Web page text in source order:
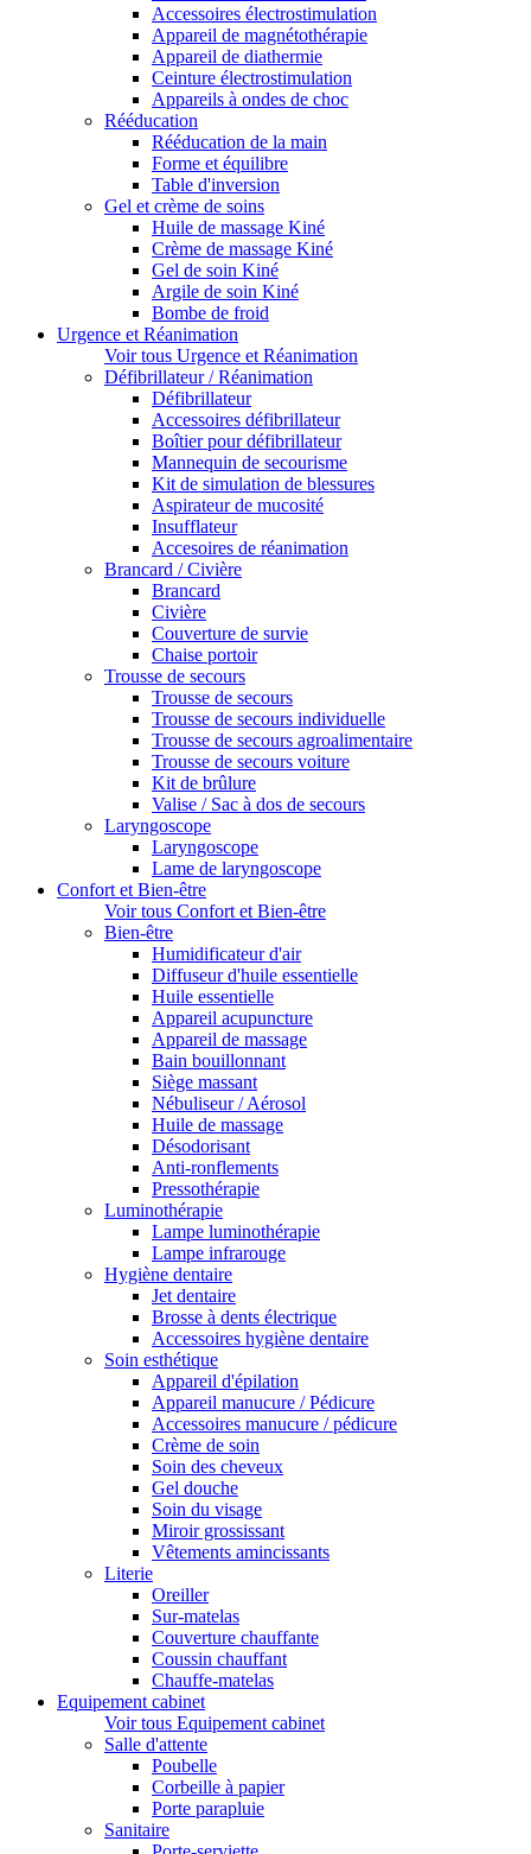
Accessoires électrostimulation
Appareil de magnétothérapie
Appareil de diathermie
Ceinture électrostimulation
Appareils à ondes de choc
Rééducation
Rééducation de la main
Forme et équilibre
Table d'inversion
Gel et crème de soins
Huile de massage Kiné
Crème de massage Kiné
Gel de soin Kiné
Argile de soin Kiné
Bombe de froid
Urgence et Réanimation
Voir tous Urgence et Réanimation
Défibrillateur / Réanimation
Défibrillateur
Accessoires défibrillateur
Boîtier pour défibrillateur
Mannequin de secourisme
Kit de simulation de blessures
Aspirateur de mucosité
Insufflateur
Accesoires de réanimation
Brancard / Civière
Brancard
Civière
Couverture de survie
Chaise portoir
Trousse de secours
Trousse de secours
Trousse de secours individuelle
Trousse de secours agroalimentaire
Trousse de secours voiture
Kit de brûlure
Valise / Sac à dos de secours
Laryngoscope
Laryngoscope
Lame de laryngoscope
Confort et Bien-être
Voir tous Confort et Bien-être
Bien-être
Humidificateur d'air
Diffuseur d'huile essentielle
Huile essentielle
Appareil acupuncture
Appareil de massage
Bain bouillonnant
Siège massant
Nébuliseur / Aérosol
Huile de massage
Désodorisant
Anti-ronflements
Pressothérapie
Luminothérapie
Lampe luminothérapie
Lampe infrarouge
Hygiène dentaire
Jet dentaire
Brosse à dents électrique
Accessoires hygiène dentaire
Soin esthétique
Appareil d'épilation
Appareil manucure / Pédicure
Accessoires manucure / pédicure
Crème de soin
Soin des cheveux
Gel douche
Soin du visage
Miroir grossissant
Vêtements amincissants
Literie
Oreiller
Sur-matelas
Couverture chauffante
Coussin chauffant
Chauffe-matelas
Equipement cabinet
Voir tous Equipement cabinet
Salle d'attente
Poubelle
Corbeille à papier
Porte parapluie
Sanitaire